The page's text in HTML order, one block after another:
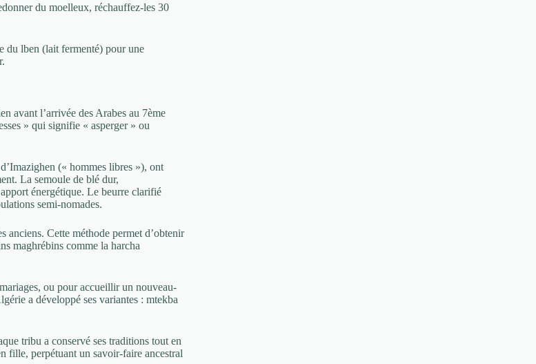
du moelleux, réchauffez-les 30
du lben (lait fermenté) pour une
avant l’arrivée des Arabes au 7ème
» qui signifie « asperger » ou
(« hommes libres »), ont
La semoule de blé dur,
énergétique. Le beurre clarifié
semi-nomades.
anciens. Cette méthode permet d’obtenir
maghrébins comme la harcha
ou pour accueillir un nouveau-
a développé ses variantes : mtekba
tribu a conservé ses traditions tout en
fille, perpétuant un savoir-faire ancestral